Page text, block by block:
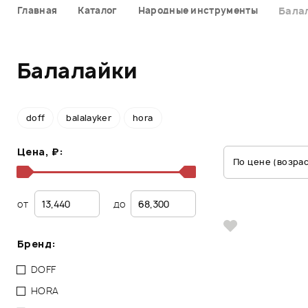
Главная Каталог Народные инструменты
Балалайки
doff balalayker hora
Цена, ₽:
от до
Бренд:
DOFF
HORA
По цене